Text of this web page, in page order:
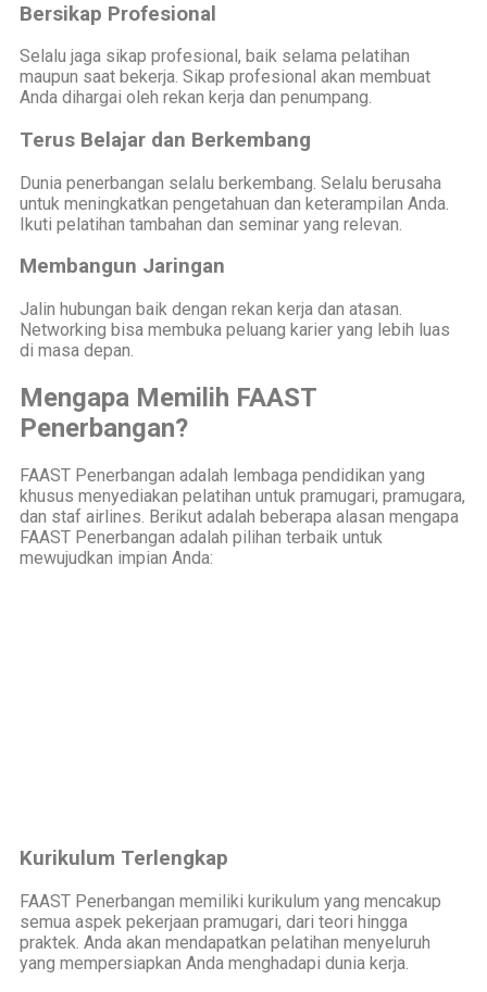
Bersikap Profesional
Selalu jaga sikap profesional, baik selama pelatihan
maupun saat bekerja. Sikap profesional akan membuat
Anda dihargai oleh rekan kerja dan penumpang.
Terus Belajar dan Berkembang
Dunia penerbangan selalu berkembang. Selalu berusaha
untuk meningkatkan pengetahuan dan keterampilan Anda.
Ikuti pelatihan tambahan dan seminar yang relevan.
Membangun Jaringan
Jalin hubungan baik dengan rekan kerja dan atasan.
Networking bisa membuka peluang karier yang lebih luas
di masa depan.
Mengapa Memilih FAAST
Penerbangan?
FAAST Penerbangan adalah lembaga pendidikan yang
khusus menyediakan pelatihan untuk pramugari, pramugara,
dan staf airlines. Berikut adalah beberapa alasan mengapa
FAAST Penerbangan adalah pilihan terbaik untuk
mewujudkan impian Anda:
Kurikulum Terlengkap
FAAST Penerbangan memiliki kurikulum yang mencakup
semua aspek pekerjaan pramugari, dari teori hingga
praktek. Anda akan mendapatkan pelatihan menyeluruh
yang mempersiapkan Anda menghadapi dunia kerja.